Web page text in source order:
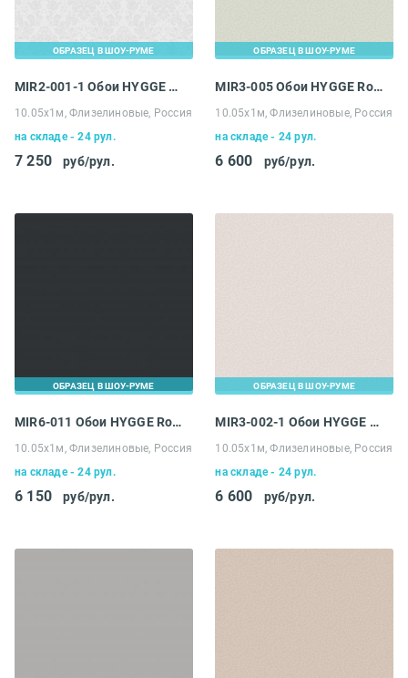
ОБРАЗЕЦ В ШОУ-РУМЕ
MIR2-001-1 Обои HYGGE Roll Made in Russia
10.05х1м, Флизелиновые, Россия
на складе - 24 рул.
7 250 руб/рул.
ОБРАЗЕЦ В ШОУ-РУМЕ
MIR3-005 Обои HYGGE Roll Made in Russia
10.05х1м, Флизелиновые, Россия
на складе - 24 рул.
6 600 руб/рул.
ОБРАЗЕЦ В ШОУ-РУМЕ
MIR6-011 Обои HYGGE Roll Made in Russia
10.05х1м, Флизелиновые, Россия
на складе - 24 рул.
6 150 руб/рул.
ОБРАЗЕЦ В ШОУ-РУМЕ
MIR3-002-1 Обои HYGGE Roll Made in Russia
10.05х1м, Флизелиновые, Россия
на складе - 24 рул.
6 600 руб/рул.